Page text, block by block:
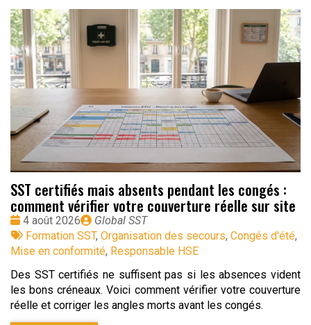
SST certifiés mais absents pendant les congés :
comment vérifier votre couverture réelle sur site
Date
:
4 août 2026
Publié
par
Global SST
Tags
:
Formation SST, Organisation des secours, Congés d'été,
Mise en conformité, Responsable HSE
Des SST certifiés ne suffisent pas si les absences vident
les bons créneaux. Voici comment vérifier votre couverture
réelle et corriger les angles morts avant les congés.